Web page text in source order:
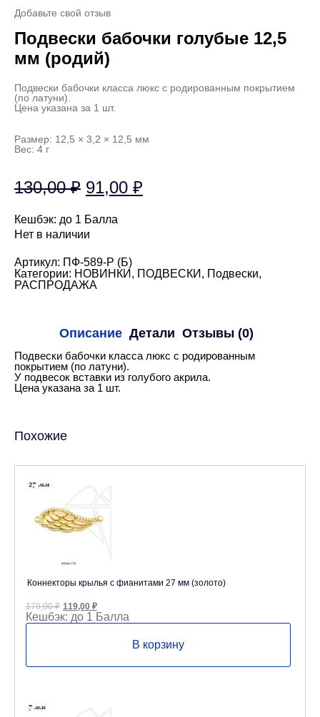
Добавьте свой отзыв
Подвески бабочки голубые 12,5
мм (родий)
Подвески бабочки класса люкс с родированным покрытием
(по латуни).
Цена указана за 1 шт.
Размер: 12,5 × 3,2 × 12,5 мм
Вес: 4 г
130,00₽ Первоначальная
цена
составляла
130,00 ₽.
91,00 ₽
Кешбэк: до 1 Балла
Нет в наличии
Артикул: ПФ-589-Р (Б)
Категории: НОВИНКИ , ПОДВЕСКИ , Подвески,
РАСПРОДАЖА
Описание Детали Отзывы (0)
Подвески бабочки класса люкс с родированным
покрытием (по латуни).
У подвесок вставки из голубого акрила.
Цена указана за 1 шт.
Похожие
Коннекторы крылья с фианитами 27 мм (золото)
170,00₽ Первоначальная
цена
составляла
119,00 ₽Текущая
цена:
119,00 ₽.
Кешбэк: до 1 Балла
В корзину